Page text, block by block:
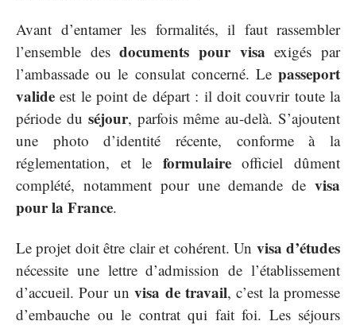
Avant d’entamer les formalités, il faut rassembler
l’ensemble desdocuments pour visa exigés par
l’ambassade ou le consulat concerné. Le passeport
valide est le point de départ : il doit couvrir toute la
période du séjour, parfois même au-delà. S’ajoutent
une photo d’identité récente, conforme à la
réglementation, et le formulaireofficiel dûment
complété, notamment pour une demande de visa
pour la France.
Le projet doit être clair et cohérent. Un visa d’études
nécessite une lettre d’admission de l’établissement
d’accueil. Pour unvisa de travail, c’est la promesse
d’embauche ou le contrat qui fait foi. Les séjours